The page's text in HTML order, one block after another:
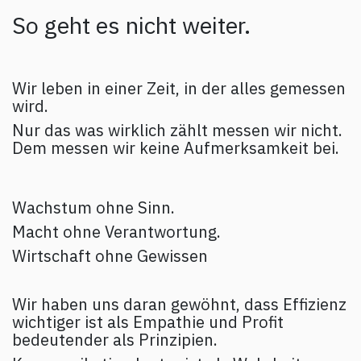
So geht es nicht weiter.
Wir leben in einer Zeit, in der alles gemessen
wird.
Nur das was wirklich zählt messen wir nicht.
Dem messen wir keine Aufmerksamkeit bei.
Wachstum ohne Sinn.
Macht ohne Verantwortung.
Wirtschaft ohne Gewissen
Wir haben uns daran gewöhnt, dass Effizienz
wichtiger ist als Empathie und Profit
bedeutender als Prinzipien.